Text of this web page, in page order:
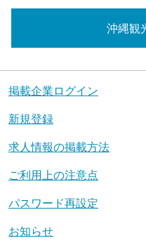
沖縄観
掲載企業ログイン
新規登録
求人情報の掲載方法
ご利用上の注意点
パスワード再設定
お知らせ